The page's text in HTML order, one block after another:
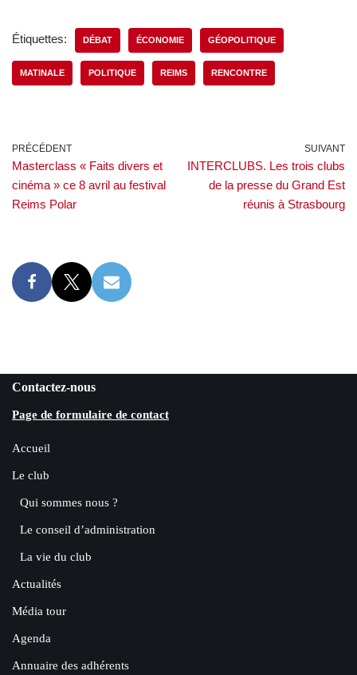
Étiquettes: DÉBAT ÉCONOMIE GÉOPOLITIQUE
MATINALE POLITIQUE REIMS RENCONTRE
PRÉCÉDENT
Masterclass « Faits divers et
cinéma » ce 8 avril au festival
Reims Polar
SUIVANT
INTERCLUBS. Les trois clubs
de la presse du Grand Est
réunis à Strasbourg
Contactez-nous
Page de formulaire de contact
Accueil
Le club
Qui sommes nous ?
Le conseil d’administration
La vie du club
Actualités
Média tour
Agenda
Annuaire des adhérents